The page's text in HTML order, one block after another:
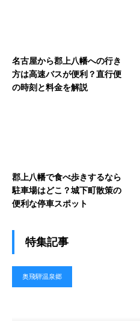
名古屋から郡上八幡への行き
方は高速バスが便利？直行便
の時刻と料金を解説
郡上八幡で食べ歩きするなら
駐車場はどこ？城下町散策の
便利な停車スポット
特集記事
奥飛騨温泉郷